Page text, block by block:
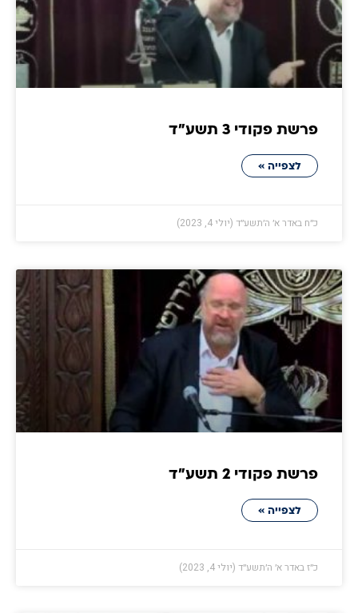
פרשת פקודי 3 תשע״ד
לצפייה »
כ״ח באדר א׳ ה׳תשע״ד (יולי 4, 2023)
פרשת פקודי 2 תשע״ד
לצפייה »
כ״ז באדר א׳ ה׳תשע״ד (יולי 4, 2023)